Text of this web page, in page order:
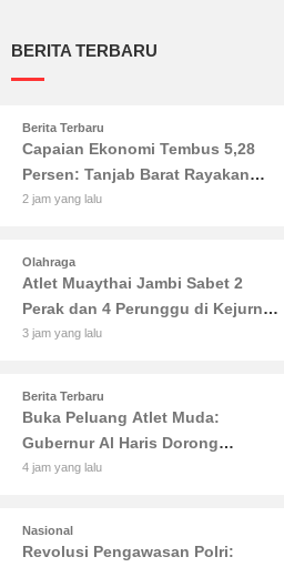
BERITA TERBARU
Berita Terbaru
Capaian Ekonomi Tembus 5,28
Persen: Tanjab Barat Rayakan
HUT ke-61 dengan Deretan
2 jam yang lalu
Olahraga
Atlet Muaythai Jambi Sabet 2
Perak dan 4 Perunggu di Kejurnas
IMC 2026 Bekasi
3 jam yang lalu
Berita Terbaru
Buka Peluang Atlet Muda:
Gubernur Al Haris Dorong
Turnamen Padel Piala Ketua DPRD
4 jam yang lalu
Nasional
Revolusi Pengawasan Polri: